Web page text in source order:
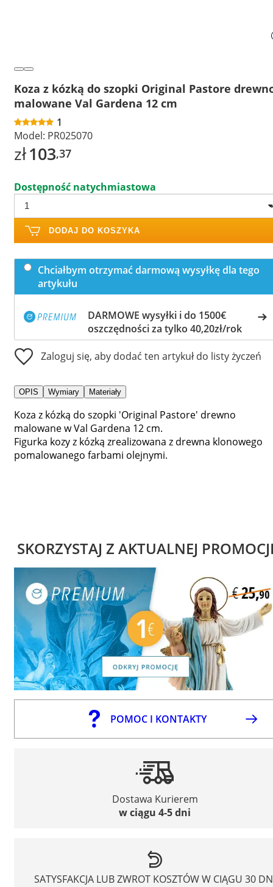
Koza z kózką do szopki Original Pastore
malowane Val Gardena 12 cm
1
Model: PR025070
zł103,37
Dostępność natychmiastowa
DODAJ DO KOSZYKA
Chciałbym otrzymać darmową wysyłkę dla tego
artykułu
DARMOWE wysyłki i do 1500€
oszczędności za tylko 40,20zł/rok
Zaloguj się, aby dodać ten artykuł do listy życzeń
OPIS Wymiary Materiały
Koza z kózką do szopki 'Original Pastore' drewno
malowane w Val Gardena 12 cm.
Figurka kozy z kózką zrealizowana z drewna klonowego
pomalowanego farbami olejnymi.
SKORZYSTAJ Z AKTUALNEJ
POMOC I KONTAKTY
Dostawa Kurierem
w ciągu 4-5 dni
SATYSFAKCJA LUB ZWROT KOSZTÓW W CIĄGU 30